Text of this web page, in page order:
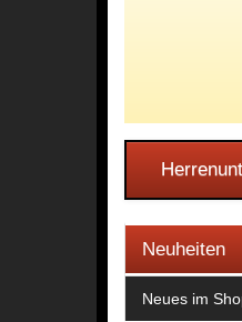
Neuheiten
Neues im